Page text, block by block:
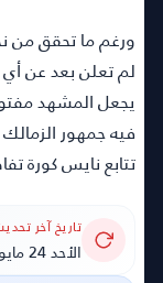
ورغم ما تحقق من
لم تعلن بعد عن أي
يجعل المشهد
فيه جمهور
تتابع نايس كورة
تاريخ آخر
الأحد 24 مايو 2026 - 5:18 صباحًا